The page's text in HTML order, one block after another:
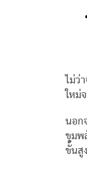
ไม่ว่
ใหม่
นอก
ขุมพ
ขั้นสูง